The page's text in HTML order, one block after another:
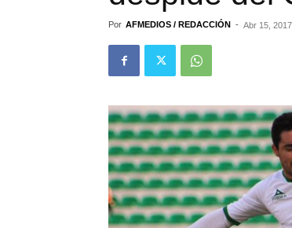
Por AFMEDIOS / REDACCIÓN - Abr 15, 2017